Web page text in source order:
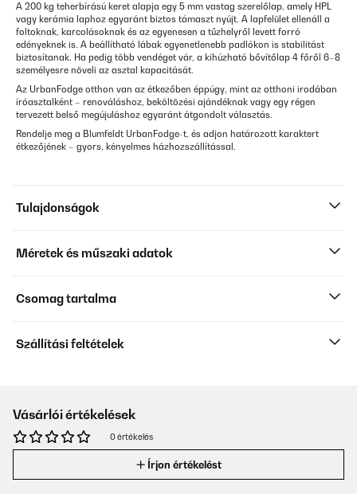
A 200 kg teherbírású keret alapja egy 5 mm vastag szerelőlap, amely HPL
vagy kerámia laphoz egyaránt biztos támaszt nyújt. A lapfelület ellenáll a
foltoknak, karcolásoknak és az egyenesen a tűzhelyről levett forró
edényeknek is. A beállítható lábak egyenetlenebb padlókon is stabilitást
biztosítanak. Ha pedig több vendéget vár, a kihúzható bővítőlap 4 főről 6–8
személyesre növeli az asztal kapacitását.
Az UrbanFodge otthon van az étkezőben éppúgy, mint az otthoni irodában
íróasztalként – renováláshoz, beköltözési ajándéknak vagy egy régen
tervezett belső megújuláshoz egyaránt átgondolt választás.
Rendelje meg a Blumfeldt UrbanFodge-t, és adjon határozott karaktert
étkezőjének – gyors, kényelmes házhozszállítással.
Tulajdonságok
Méretek és műszaki adatok
Csomag tartalma
Szállítási feltételek
Vásárlói értékelések
0 értékelés
Írjon értékelést